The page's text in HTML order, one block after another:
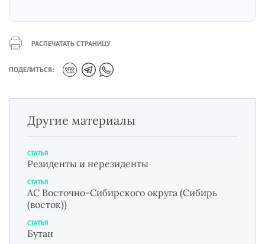
РАСПЕЧАТАТЬ СТРАНИЦУ
ПОДЕЛИТЬСЯ:
Другие материалы
СТАТЬЯ
Резиденты и нерезиденты
СТАТЬЯ
АС Восточно-Сибирского округа (Сибирь
(восток))
СТАТЬЯ
Бутан